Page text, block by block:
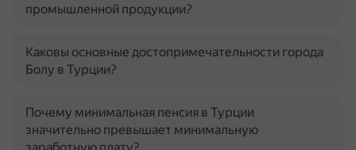
промышленной продукции?
Каковы основные достопримечательности города
Болу в Турции?
Почему минимальная пенсия в Турции
значительно превышает минимальную